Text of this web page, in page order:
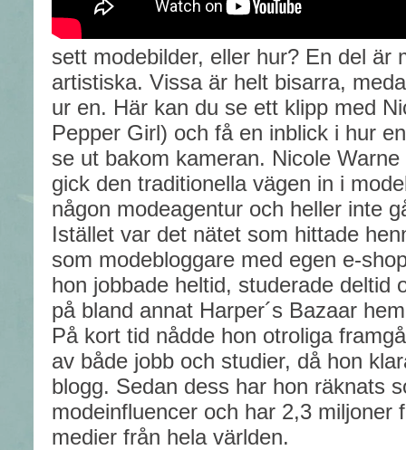
sett modebilder, eller hur? En del är
artistiska. Vissa är helt bisarra,
ur en. Här kan du se ett klipp med
Pepper Girl) och få en inblick i hur
se ut bakom kameran. Nicole
gick den traditionella vägen in i
någon modeagentur och heller inte
Istället var det nätet som hittade
som modebloggare med egen e-
hon jobbade heltid, studerade deltid
på bland annat Harper´s Bazaar
På kort tid nådde hon otroliga
av både jobb och studier, då hon
blogg. Sedan dess har hon räknats
modeinfluencer och har 2,3 miljoner
medier från hela världen.